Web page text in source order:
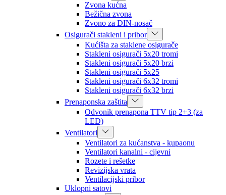
Zvona kućna
Bežična zvona
Zvono za DIN-nosač
Osigurači stakleni i pribor
Kućišta za staklene osigurače
Stakleni osigurači 5x20 tromi
Stakleni osigurači 5x20 brzi
Stakleni osigurači 5x25
Stakleni osigurači 6x32 tromi
Stakleni osigurači 6x32 brzi
Prenaponska zaštita
Odvonik prenapona TTV tip 2+3 (za
LED)
Ventilatori
Ventilatori za kućanstva - kupaonu
Ventilatori kanalni - cijevni
Rozete i rešetke
Revizijska vrata
Ventilacijski pribor
Uklopni satovi